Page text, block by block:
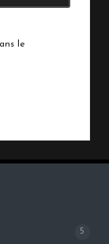
le
5